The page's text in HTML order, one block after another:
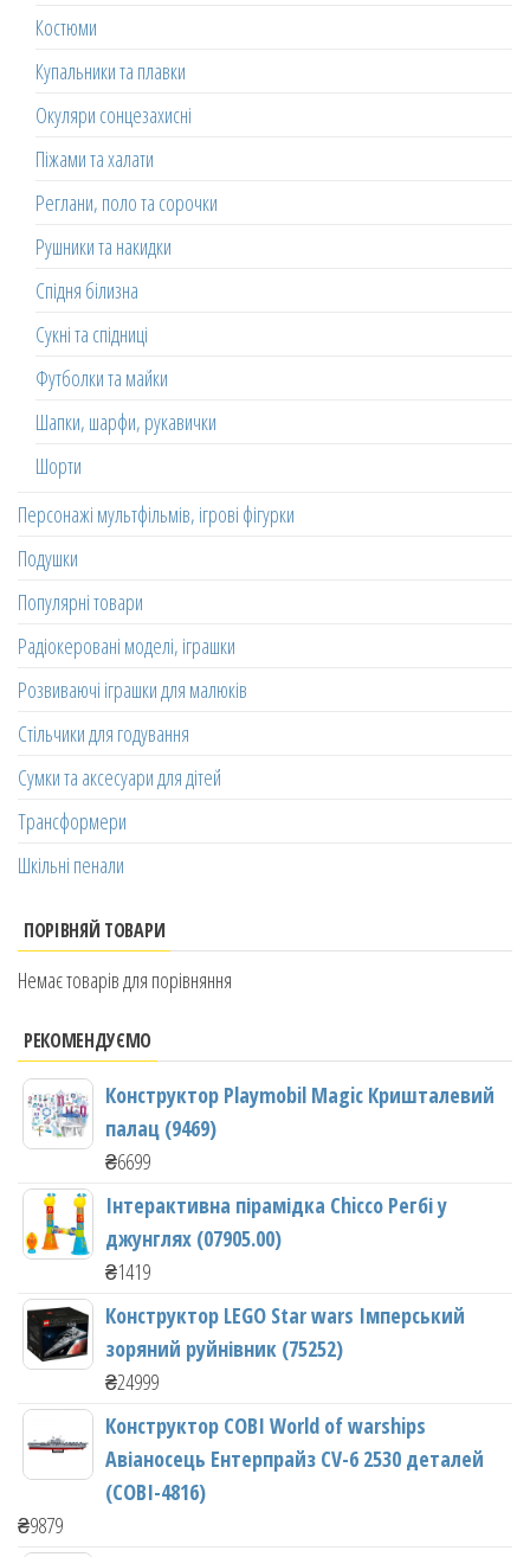
Костюми
Купальники та плавки
Окуляри сонцезахисні
Піжами та халати
Реглани, поло та сорочки
Рушники та накидки
Спідня білизна
Сукні та спідниці
Футболки та майки
Шапки, шарфи, рукавички
Шорти
Персонажі мультфільмів, ігрові фігурки
Подушки
Популярні товари
Радіокеровані моделі, іграшки
Розвиваючі іграшки для малюків
Стільчики для годування
Сумки та аксесуари для дітей
Трансформери
Шкільні пенали
ПОРІВНЯЙ ТОВАРИ
Немає товарів для порівняння
РЕКОМЕНДУЄМО
Конструктор Playmobil Magic Кришталевий
палац (9469)
₴6699
Інтерактивна пірамідка Chicco Регбі у
джунглях (07905.00)
₴1419
Конструктор LEGO Star wars Імперський
зоряний руйнівник (75252)
₴24999
Конструктор COBI World of warships
Авіаносець Ентерпрайз CV-6 2530 деталей
(COBI-4816)
₴9879